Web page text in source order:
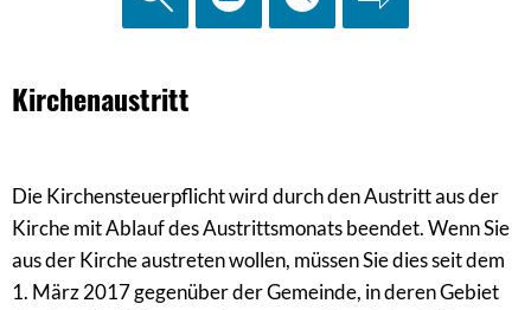
Kirchenaustritt
Kirchenaustritt
Die Kirchensteuerpflicht wird durch den Austritt aus der
Kirche mit Ablauf des Austrittsmonats beendet. Wenn Sie
aus der Kirche austreten wollen, müssen Sie dies seit dem
1. März 2017 gegenüber der Gemeinde, in deren Gebiet